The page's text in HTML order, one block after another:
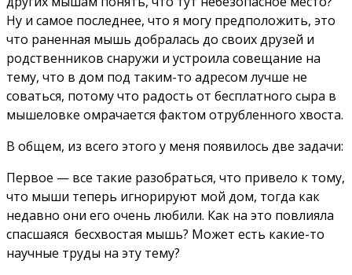
Ну и самое последнее, что я могу предположить, это
что раненная мышь добралась до своих друзей и
родственников снаружи и устроила совещание на
тему, что в дом под таким-то адресом лучше не
соваться, потому что радость от бесплатного сыра в
мышеловке омрачается фактом отрубленного хвоста.
В общем, из всего этого у меня появилось две задачи:
Первое — все такие разобраться, что привело к тому,
что мыши теперь игнорируют мой дом, тогда как
недавно они его очень любили. Как на это повлияла
спасшаяся бесхвостая мышь? Может есть какие-то
научные труды на эту тему?